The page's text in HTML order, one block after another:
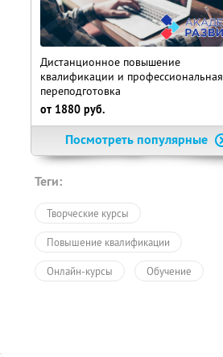
Дистанционное повышение
квалификации и профессиональная
переподготовка
от 1880 руб.
Посмотреть популярные
Теги:
Творческие курсы
Повышение квалификации
Онлайн-курсы Обучение